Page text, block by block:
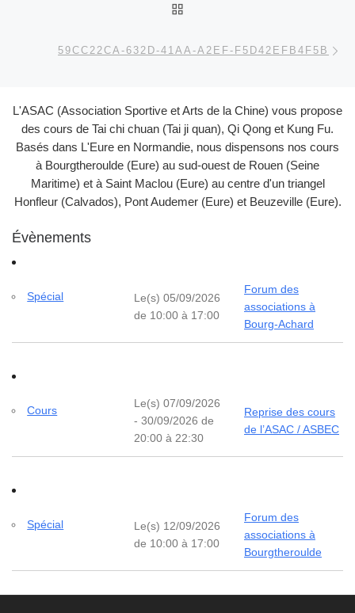
59CC22CA-632D-41AA-A2EF-F5D42EFB4F5B
L'ASAC (Association Sportive et Arts de la Chine) vous propose
des cours de Tai chi chuan (Tai ji quan), Qi Qong et Kung Fu.
Basés dans L'Eure en Normandie, nous dispensons nos cours
à Bourgtheroulde (Eure) au sud-ouest de Rouen (Seine
Maritime) et à Saint Maclou (Eure) au centre d'un triangel
Honfleur (Calvados), Pont Audemer (Eure) et Beuzeville (Eure).
Évènements
Spécial
Le(s) 05/09/2026
de 10:00 à 17:00
Forum des
associations à
Bourg-Achard
Cours
Le(s) 07/09/2026
- 30/09/2026 de
20:00 à 22:30
Reprise des cours
de l’ASAC / ASBEC
Spécial
Le(s) 12/09/2026
de 10:00 à 17:00
Forum des
associations à
Bourgtheroulde